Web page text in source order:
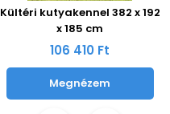
Kültéri kutyakennel 382 x 192
x 185 cm
106 410 Ft
Megnézem